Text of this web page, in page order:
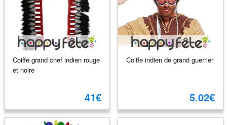
Coiffe grand chef indien rouge
et noire
41€
Coiffe indien de grand guerrier
5.02€